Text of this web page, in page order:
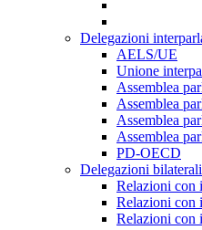
Delegazioni
AELS/UE
Unione
Assemblea
Assemblea
Assemblea
Assemblea
PD-OECD
Delegazioni bilaterali
Relazioni con
Relazioni con
Relazioni con